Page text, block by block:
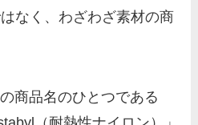
なく、わざわざ素材の商
商品名のひとつである